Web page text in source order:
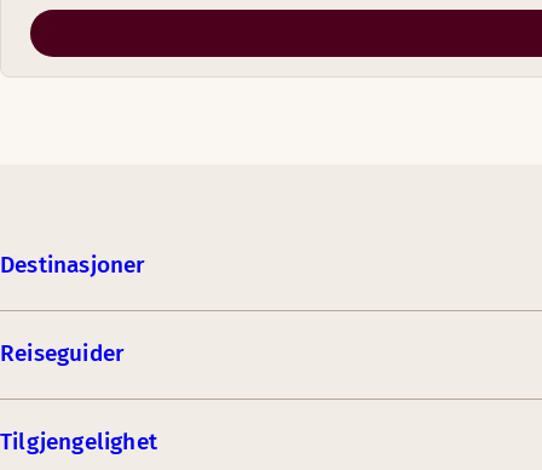
Destinasjoner
Reiseguider
Tilgjengelighet